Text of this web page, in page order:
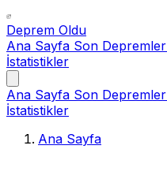
Deprem Oldu
Ana Sayfa Son Depremler
İstatistikler
Ana Sayfa Son Depremler
İstatistikler
Ana Sayfa